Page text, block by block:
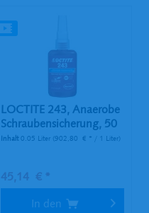
LOCTITE 243, Anaerobe
Schraubensicherung, 50
ml...
Inhalt0.05 Liter (902,80 € * / 1 Liter)
45,14 € *
In den